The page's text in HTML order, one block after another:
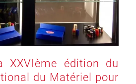
XXVIème édition du
du Matériel pour